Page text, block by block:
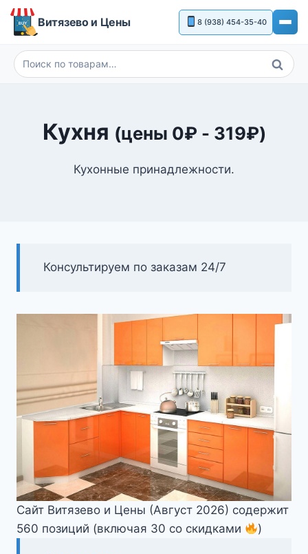
Перейти
Витязево и Цены 8 (938) 454-35-40
Искать:
Поиск
Кухня (цены 0₽ - 319₽)
Кухонные принадлежности.
Консультируем по заказам 24/7
Сайт Витязево и Цены (Август 2026) содержит
560 позиций (включая 30 со скидками
)